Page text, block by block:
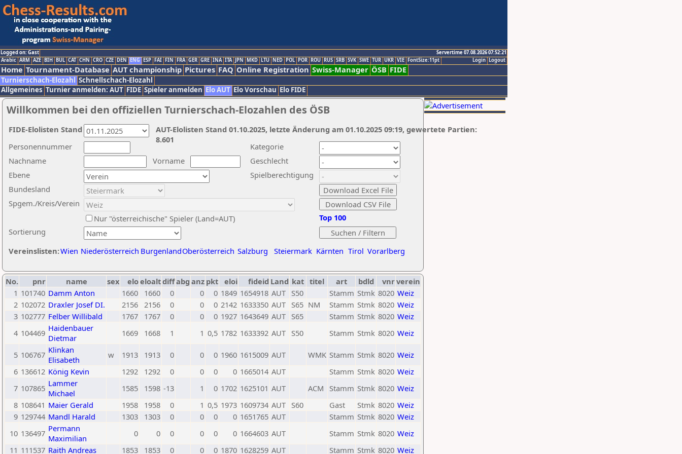
Logged on: Gast
Servertime 07.08.2026 07:52:21
Logout
Login
Arabic ARM AZE BIH BUL CAT CHN CRO CZE DEN ENG ESP FAI FIN FRA GER GRE INA ITA JPN MKD LTU NED POL POR ROU RUS SRB SVK SWE TUR UKR VIE FontSize:11pt
Home Tournament-Database AUT championship Pictures FAQ Online Registration Swiss-Manager ÖSB FIDE
Turnierschach-Elozahl Schnellschach-Elozahl
Allgemeines Turnier anmelden: AUT FIDE Spieler anmelden Elo AUT Elo Vorschau Elo FIDE
Willkommen bei den offiziellen Turnierschach-Elozahlen des ÖSB
Nachname
Vorname
Ebene
Kategorie
Sortierung
Personennummer
Bundesland
Spgem./Kreis/Verein
Geschlecht
Nur "österreichische" Spieler (Land=AUT)
Spielberechtigung
Vereinslisten:Wien Niederösterreich BurgenlandOberösterreich Salzburg Steiermark Kärnten Tirol Vorarlberg
Top 100
AUT-Elolisten Stand 01.10.2025, letzte Änderung am 01.10.2025 09:19, gewertete Partien:
8.601
FIDE-Elolisten Stand
No. pnr name sex eloeloaltdiffabg anz pkt eloi fideid Land kat titel art bdld vnrverein
1 101740 Damm Anton 1660 1660 0 0 0 1849 1654918 AUT S50 Stamm Stmk 8020 Weiz
2 102072 Draxler Josef DI. 2156 2156 0 0 0 2142 1633350 AUT S65 NM Stamm Stmk 8020 Weiz
3 102777 Felber Willibald 1767 1767 0 0 0 1927 1643649 AUT S65 Stamm Stmk 8020 Weiz
4 104469 Haidenbauer
Dietmar
1669 1668 1 1 0,5 1782 1633392 AUT S50 Stamm Stmk 8020 Weiz
5 106767 Klinkan
Elisabeth
w 1913 1913 0 0 0 1960 1615009 AUT WMK Stamm Stmk 8020 Weiz
6 136612 König Kevin 1292 1292 0 0 0 0 1665014 AUT Stamm Stmk 8020 Weiz
7 107865 Lammer
Michael
1585 1598 -13 1 0 1702 1625101 AUT ACM Stamm Stmk 8020 Weiz
8 108641 Maier Gerald 1958 1958 0 1 0,5 1973 1609734 AUT S60 Gast Stmk 8020 Weiz
9 129744 Mandl Harald 1303 1303 0 0 0 0 1651765 AUT Stamm Stmk 8020 Weiz
10 136497 Permann
Maximilian
0 0 0 0 0 0 1664603 AUT Stamm Stmk 8020 Weiz
11 111537 Raith Andreas 1853 1853 0 0 0 1870 1628259 AUT Stamm Stmk 8020 Weiz